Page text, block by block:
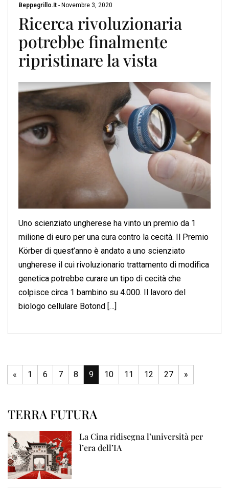
Beppegrillo.it - Novembre 3, 2020
Ricerca rivoluzionaria
potrebbe finalmente
ripristinare la vista
Uno scienziato ungherese ha vinto un premio da 1
milione di euro per una cura contro la cecità. Il Premio
Körber di quest’anno è andato a uno scienziato
ungherese il cui rivoluzionario trattamento di modifica
genetica potrebbe curare un tipo di cecità che
colpisce circa 1 bambino su 4.000. Il lavoro del
biologo cellulare Botond […]
« 1 6 7 8 9 10 11 12 27 »
TERRA FUTURA
La Cina ridisegna l’università per
l’era dell’IA